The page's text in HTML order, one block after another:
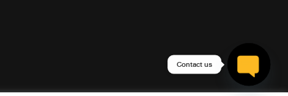
Contact us